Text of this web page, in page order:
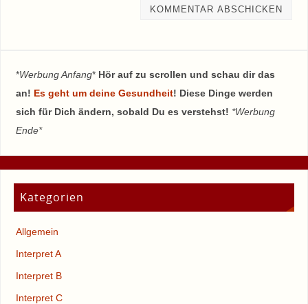
*Werbung Anfang* Hör auf zu scrollen und schau dir das
an! Es geht um deine Gesundheit! Diese Dinge werden
sich für Dich ändern, sobald Du es verstehst! *Werbung
Ende*
Kategorien
Allgemein
Interpret A
Interpret B
Interpret C